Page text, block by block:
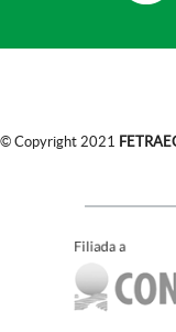
© Copyright 2021